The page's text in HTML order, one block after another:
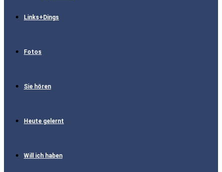
Links+Dings
Fotos
Sie hören
Heute gelernt
Will ich haben